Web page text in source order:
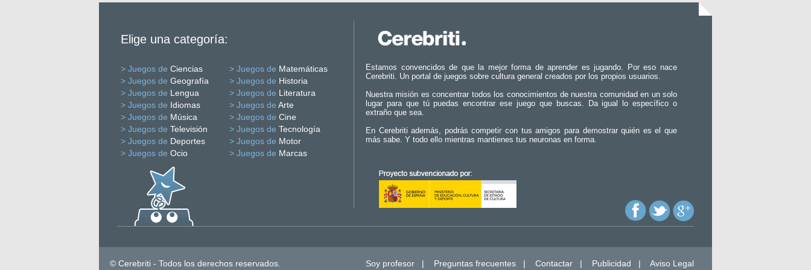
Elige una categoría:
> Juegos de Ciencias > Juegos de Matemáticas
> Juegos de Geografía > Juegos de Historia
> Juegos de Lengua > Juegos de Literatura
> Juegos de Idiomas > Juegos de Arte
> Juegos de Música > Juegos de Cine
> Juegos de Televisión > Juegos de Tecnología
> Juegos de Deportes > Juegos de Motor
> Juegos de Ocio > Juegos de Marcas
Estamos convencidos de que la mejor forma de aprender es jugando. Por eso nace
Cerebriti. Un portal de juegos sobre cultura general creados por los propios usuarios.
Nuestra misión es concentrar todos los conocimientos de nuestra comunidad en un solo
lugar para que tú puedas encontrar ese juego que buscas. Da igual lo específico o
extraño que sea.
En Cerebriti además, podrás competir con tus amigos para demostrar quién es el que
más sabe. Y todo ello mientras mantienes tus neuronas en forma.
© Cerebriti - Todos los derechos reservados. Soy profesor | Preguntas frecuentes | Contactar | Publicidad | Aviso Legal